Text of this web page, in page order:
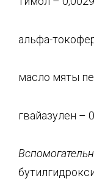
альфа-
масло мяты
гвайазулен –